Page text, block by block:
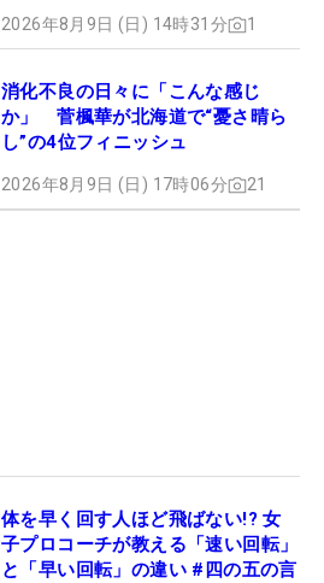
2026年8月9日 (日) 14時31分 1
消化不良の日々に「こんな感じ
か」 菅楓華が北海道で“憂さ晴ら
し”の4位フィニッシュ
2026年8月9日 (日) 17時06分 21
体を早く回す人ほど飛ばない!? 女
子プロコーチが教える「速い回転」
と「早い回転」の違い #四の五の言